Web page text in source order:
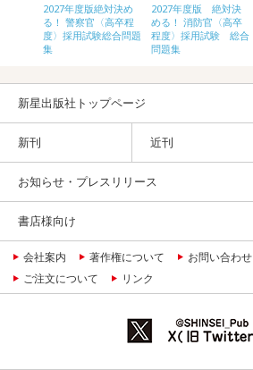
2027年度版絶対決め
る！ 警察官〈高卒程
度〉採用試験総合問題
集
2027年度版 絶対決
める！ 消防官〈高卒
程度〉採用試験 総合
問題集
新星出版社トップページ
新刊 近刊
お知らせ・プレスリリース
書店様向け
会社案内 著作権について お問い合わせ
ご注文について
リンク